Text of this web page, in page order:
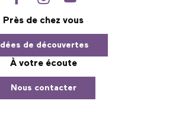
Près de chez vous
Idées de découvertes
À votre écoute
Nous contacter